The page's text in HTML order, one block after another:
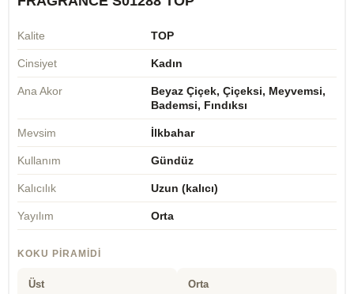
Kalite TOP
Cinsiyet Kadın
Ana Akor
Beyaz Çiçek, Çiçeksi, Meyvemsi,
Bademsi, Fındıksı
Mevsim İlkbahar
Kullanım Gündüz
Kalıcılık Uzun (kalıcı)
Yayılım Orta
KOKU PIRAMIDI
Üst
Orta